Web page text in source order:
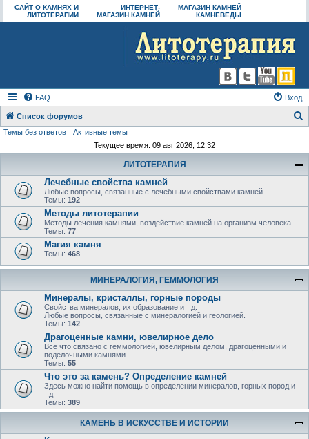
САЙТ О КАМНЯХ И
ЛИТОТЕРАПИИ
ИНТЕРНЕТ-
МАГАЗИН КАМНЕЙ
МАГАЗИН КАМНЕЙ
КАМНЕВЕДЫ
FAQ Вход
Список форумов
Темы без ответов
Активные темы
Текущее время: 09 авг 2026, 12:32
ЛИТОТЕРАПИЯ
Лечебные свойства камней
Любые вопросы, связанные с лечебными свойствами камней
Темы: 192
Методы литотерапии
Методы лечения камнями, воздействие камней на организм человека
Темы: 77
Магия камня
Темы: 468
МИНЕРАЛОГИЯ, ГЕММОЛОГИЯ
Минералы, кристаллы, горные породы
Свойства минералов, их образование и т.д.
Любые вопросы, связанные с минералогией и геологией.
Темы: 142
Драгоценные камни, ювелирное дело
Все что связано с геммологией, ювелирным делом, драгоценными и
поделочными камнями
Темы: 55
Что это за камень? Определение камней
Здесь можно найти помощь в определении минералов, горных пород и
т.д
Темы: 389
КАМЕНЬ В ИСКУССТВЕ И ИСТОРИИ